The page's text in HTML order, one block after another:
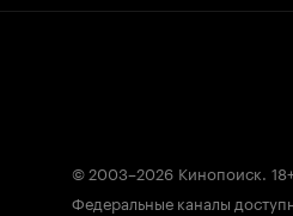
© 2003–2026 Кинопоиск.
Федеральные каналы